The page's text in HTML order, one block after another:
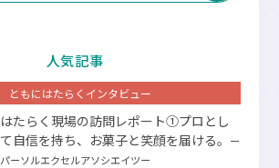
人気記事
ともにはたらくインタビュー
はたらく現場の訪問レポート①プロとし
て⾃信を持ち、お菓⼦と笑顔を届ける。
ー
パーソルエクセルアソシエイツー